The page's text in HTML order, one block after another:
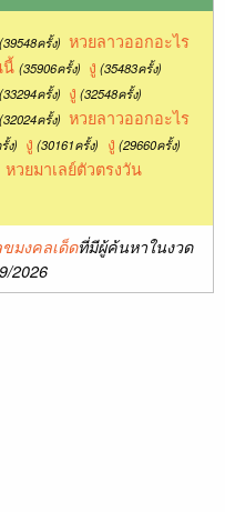
(39548ครั้ง) หวยลาวออกอะไร
นี้ (35906ครั้ง) งู (35483ครั้ง)
(33294ครั้ง) งู (32548ครั้ง)
(32024ครั้ง) หวยลาวออกอะไร
ง) งู (30161ครั้ง) งู (29660ครั้ง)
หวยมาเลย์ตัวตรงวัน
มงคลเด็ดที่มีผู้ค้นหาในงวด
2026